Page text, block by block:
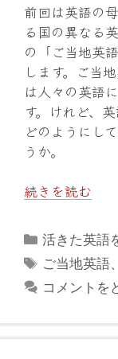
前回は英語の
る国の異なる
の「ご当地英
します。ご当
は人々の英語
す。けれど、
どのようにし
うか。
続きを読む
カ
テ
リ
活きた英語
タ
グ
ご当地英語、
コメントを